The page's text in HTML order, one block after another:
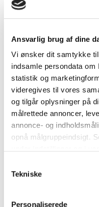
Ansvarlig brug af dine
Vi ønsker dit samtykke
indsamle persondata
statistik og
videregives til vores
og tilgår oplysninger på
målrettede annoncer,
annonce- og
opnå målgruppeindsigt.
Hvis du tillader det, vil vi
Indsamle præcise
Tekniske
Personaliserede
BesvaretOctober 1, 2014·
Tak alle sammen, Det har
forum.
SE DANMARKS
- KLIK HER